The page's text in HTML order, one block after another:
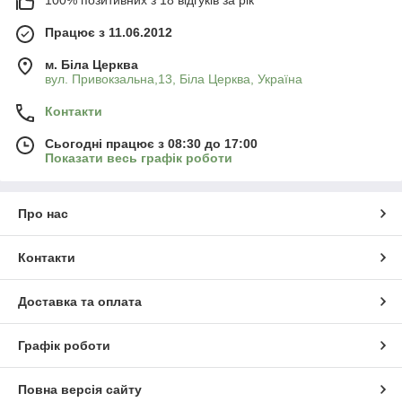
Чому варто купити
фотодатчик на нашому
сайті?
підготовки повітря тощо.
Де купити фотодатчики для
Які переваги покупки фотодатчиків у
«Ремікс»?
На що звертати увагу при виборі
фотодатчика?
підприємстві?
Працює з 11.06.2012
м. Біла Церква
вул. Привокзальна,13, Біла Церква, Україна
Контакти
Сьогодні працює з 08:30 до 17:00
Показати весь графік роботи
Про нас
Контакти
Доставка та оплата
Графік роботи
Повна версія сайту